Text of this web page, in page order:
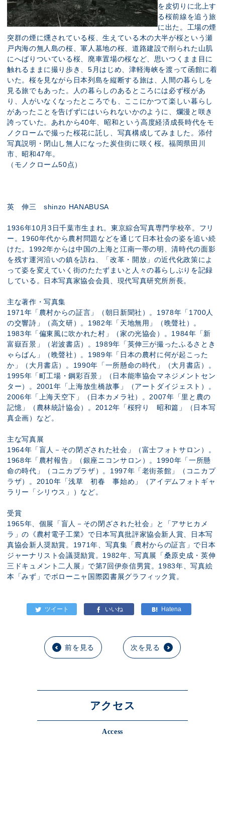
を皮切りに北上す
る桜前線を追う旅
に出た。工場の煙
突群の煙に燻されている桜、生えている木の大半が桜という瀬
戸内海の無人島の桜、軍人墓地の桜、道路建設で削られた山肌
にへばりついている桜、廃車置場の桜など、思いつくまま目に
触れるままに撮り歩き、5月はじめ、津軽海峡を渡って函館に着
いた。桜を見ながら日本列島を縦断する旅は、人間の暮らしを
見る旅でもあった。人の暮らしのあるところには必ず桜があ
り、人がいなくなったところでも、ここにかつて楽しい暮らし
があったことを告げずにはいられないかのように、爛漫と咲き
誇っていた。あれから40年、昭和という高度経済成長時代をモ
ノクロームで撮った桜花に託し、写真構成してみました。添付
写真説明・閉山し無人になった炭住街に咲く桜。福岡県田川
市、昭和47年。
（モノクローム50点）
英 伸三 shinzo HANABUSA
1936年10月3日千葉市生まれ。東京綜合写真専門学校卒。フリ
ー。1960年代から農村問題などを通じて日本社会の姿を追い続
けた。1992年からは中国の上海と江南一帯の明、清時代の面影
を残す運河沿いの鎮を訪ね、「改革・開放」の近代化政策によ
って姿を変えていく街のたたずまいと人々の暮らしぶりを記録
している。日本写真家協会会員、現代写真研究所所長。
主な著作・写真集
1971年「農村からの証言」（朝日新聞社）。1978年「1700人
の交響詩」（高文研）。1982年「天地無用」（晩聲社）。
1983年「偏東風に吹かれた村」（家の光協会）。1984年「新
富嶽百景」（岩波書店）。1989年「英伸三が撮ったふるさとき
ゃらばん」（晩聲社）。1989年「日本の農村に何が起こった
か」（大月書店）。1990年「一所懸命の時代」（大月書店）。
1995年「町工場・鋼彩百景」（日本能率協会マネジメントセン
ター）。2001年「上海放生橋故事」（アートダイジェスト）。
2006年「上海天空下」（日本カメラ社）。2007年「里と農の
記憶」（農林統計協会）。2012年「桜狩り 昭和篇」（日本写
真企画）など。
主な写真展
1964年「盲人－その閉ざされた社会」（富士フォトサロン）。
1968年「農村報告」（銀座ニコンサロン）。1990年「一所懸
命の時代」（コニカプラザ）。1997年「老街茶館」（コニカプ
ラザ）。2010年「浅草 初春 事始め」（アイデムフォトギャ
ラリー「シリウス」）など。
受賞
1965年、個展「盲人－その閉ざされた社会」と「アサヒカメ
ラ」の《農村電子工業》で日本写真批評家協会新人賞、日本写
真協会新人奨励賞。1971年、写真集「農村からの証言」で日本
ジャーナリスト会議奨励賞。1982年、写真展「桑原史成・英伸
三ドキュメント二人展」で第7回伊奈信男賞。1983年、写真絵
本「みず」でボローニャ国際図書展グラフィック賞。
前を見る 次を見る
アクセス
Access